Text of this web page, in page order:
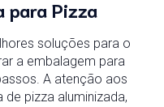
para Pizza
soluções para o
a embalagem para
A atenção aos
pizza aluminizada,